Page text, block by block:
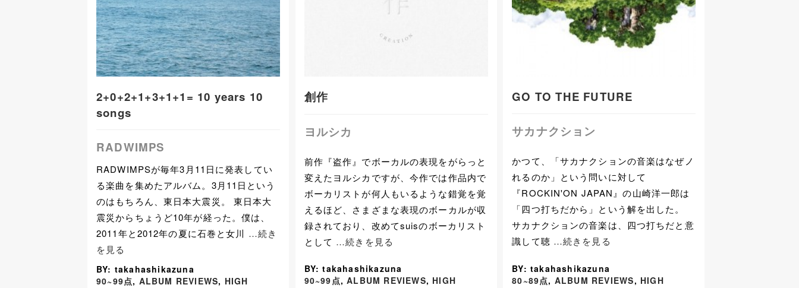
2+0+2+1+3+1+1= 10 years 10
songs
RADWIMPS
RADWIMPSが毎年3月11日に発表してい
る楽曲を集めたアルバム。3月11日という
のはもちろん、東日本大震災。 東日本大
震災からちょうど10年が経った。僕は、
2011年と2012年の夏に石巻と女川 …続き
を見る
BY: takahashikazuna
90~99点, ALBUM REVIEWS, HIGH
創作
ヨルシカ
前作『盗作』でボーカルの表現をがらっと
変えたヨルシカですが、今作では作品内で
ボーカリストが何人もいるような錯覚を覚
えるほど、さまざまな表現のボーカルが収
録されており、改めてsuisのボーカリスト
として …続きを見る
BY: takahashikazuna
90~99点,ALBUM REVIEWS, HIGH
GO TO THE FUTURE
サカナクション
かつて、「サカナクションの音楽はなぜノ
れるのか」という問いに対して
『ROCKIN'ON JAPAN』の山崎洋一郎は
「四つ打ちだから」という解を出した。
サカナクションの音楽は、四つ打ちだと意
識して聴 …続きを見る
BY: takahashikazuna
80~89点, ALBUM REVIEWS, HIGH